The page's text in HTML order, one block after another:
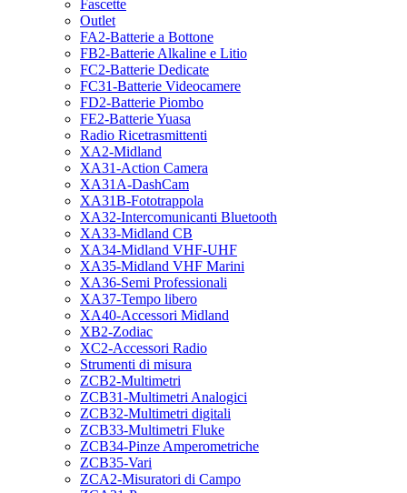
Fascette
Outlet
FA2-Batterie a Bottone
FB2-Batterie Alkaline e Litio
FC2-Batterie Dedicate
FC31-Batterie Videocamere
FD2-Batterie Piombo
FE2-Batterie Yuasa
Radio Ricetrasmittenti
XA2-Midland
XA31-Action Camera
XA31A-DashCam
XA31B-Fototrappola
XA32-Intercomunicanti Bluetooth
XA33-Midland CB
XA34-Midland VHF-UHF
XA35-Midland VHF Marini
XA36-Semi Professionali
XA37-Tempo libero
XA40-Accessori Midland
XB2-Zodiac
XC2-Accessori Radio
Strumenti di misura
ZCB2-Multimetri
ZCB31-Multimetri Analogici
ZCB32-Multimetri digitali
ZCB33-Multimetri Fluke
ZCB34-Pinze Amperometriche
ZCB35-Vari
ZCA2-Misuratori di Campo